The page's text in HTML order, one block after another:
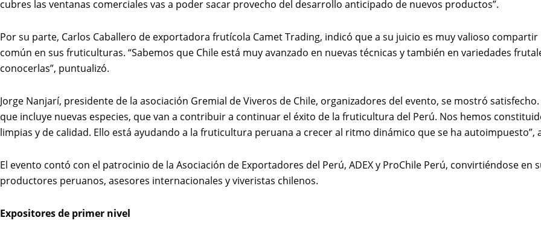
cubres las ventanas comerciales vas a poder sacar provecho del desarrollo anticipado de nuevos productos”.
Por su parte, Carlos Caballero de exportadora frutícola Camet Trading, indicó que a su juicio es muy valioso
común en sus fruticulturas. “Sabemos que Chile está muy avanzado en nuevas técnicas y también en variedades
conocerlas”, puntualizó.
Jorge Nanjarí, presidente de la asociación Gremial de Viveros de Chile, organizadores del evento, se mostró
que incluye nuevas especies, que van a contribuir a continuar el éxito de la fruticultura del Perú. Nos hemos
limpias y de calidad. Ello está ayudando a la fruticultura peruana a crecer al ritmo dinámico que se ha autoimpuesto”,
El evento contó con el patrocinio de la Asociación de Exportadores del Perú, ADEX y ProChile Perú, convirtiéndose
productores peruanos, asesores internacionales y viveristas chilenos.
Expositores de primer nivel